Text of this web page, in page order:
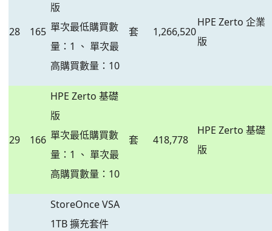
28 165
版
單次最低購買數
量：1 、 單次最
高購買數量：10
套 1,266,520
HPE Zerto 企業
版
29 166
HPE Zerto 基礎
版
單次最低購買數
量：1 、 單次最
高購買數量：10
套 418,778
HPE Zerto 基礎
版
StoreOnce VSA
1TB 擴充套件